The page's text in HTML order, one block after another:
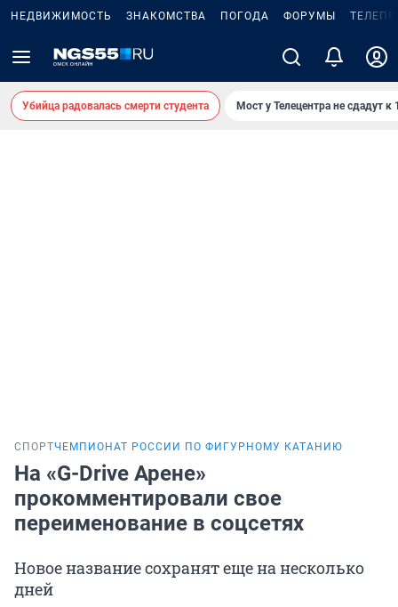
НЕДВИЖИМОСТЬ ЗНАКОМСТВА ПОГОДА ФОРУМЫ
Убийца радовалась смерти студента Мост у Телецентра не сдадут к
СПОРТЧЕМПИОНАТ РОССИИ ПО ФИГУРНОМУ КАТАНИЮ
На «G-Drive Арене»
прокомментировали свое
переименование в соцсетях
Новое название сохранят еще на несколько
дней